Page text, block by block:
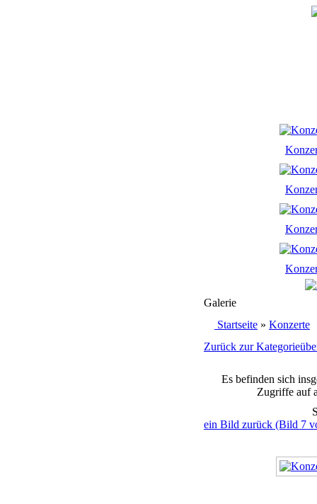
Galerie
Startseite » Konzerte
Zurück zur
Es befinden sich
Zugriffe auf
ein Bild zurück (Bild 7